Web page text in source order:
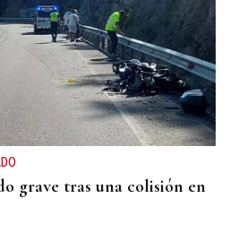
grave tras una colisión en